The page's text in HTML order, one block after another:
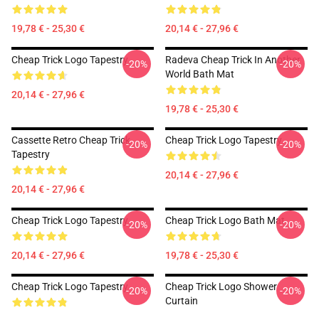
19,78 € - 25,30 € 20,14 € - 27,96 €
Cheap Trick Logo Tapestry
20,14 € - 27,96 €
-20%
Radeva Cheap Trick In Another
World Bath Mat
19,78 € - 25,30 €
-20%
Cassette Retro Cheap Trick
Tapestry
20,14 € - 27,96 €
-20% Cheap Trick Logo Tapestry
20,14 € - 27,96 €
-20%
Cheap Trick Logo Tapestry
20,14 € - 27,96 €
-20% Cheap Trick Logo Bath Mat
19,78 € - 25,30 €
-20%
Cheap Trick Logo Tapestry-20%
Cheap Trick Logo Shower
Curtain
-20%